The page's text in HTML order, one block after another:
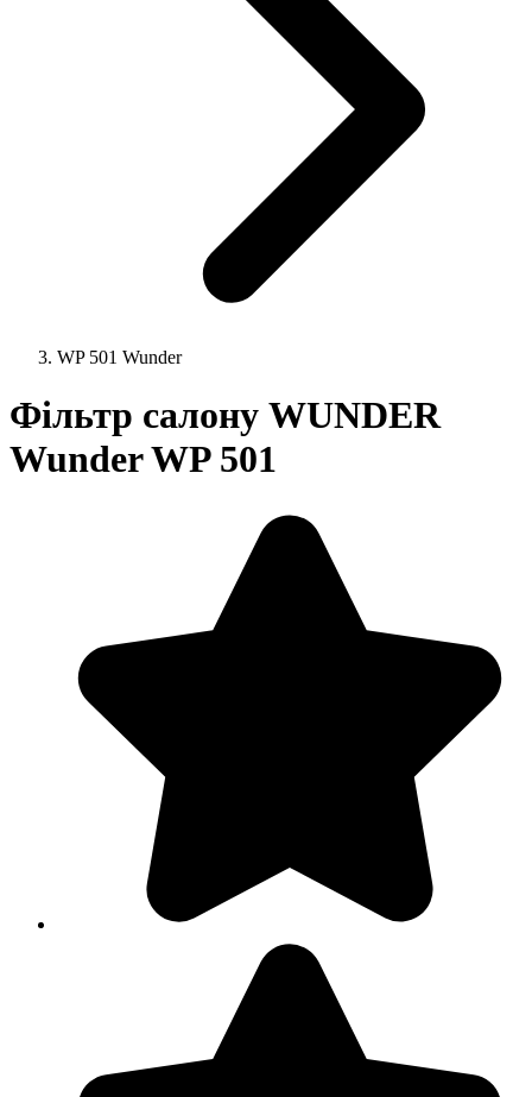
WP 501 Wunder
Фільтр салону WUNDER
Wunder WP 501